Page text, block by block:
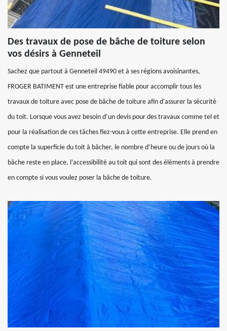
Des travaux de pose de bâche de toiture selon
vos désirs à Genneteil
Sachez que partout à Genneteil 49490 et à ses régions avoisinantes,
FROGER BATIMENT est une entreprise fiable pour accomplir tous les
travaux de toiture avec pose de bâche de toiture afin d'assurer la sécurité
du toit. Lorsque vous avez besoin d’un devis pour des travaux comme tel et
pour la réalisation de ces tâches fiez-vous à cette entreprise. Elle prend en
compte la superficie du toit à bâcher, le nombre d’heure ou de jours où la
bâche reste en place, l’accessibilité au toit qui sont des éléments à prendre
en compte si vous voulez poser la bâche de toiture.